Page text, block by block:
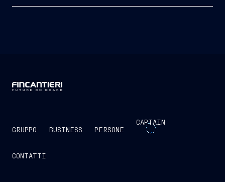
GRUPPO BUSINESS PERSONE
CAPTAIN
CONTATTI